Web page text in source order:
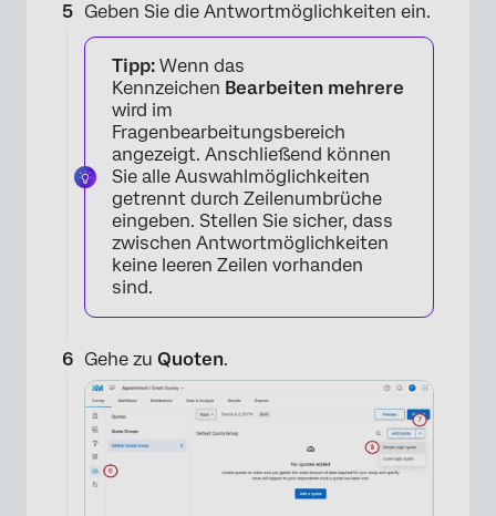
Geben Sie die Antwortmöglichkeiten ein.
Tipp: Wenn das
Kennzeichen Bearbeiten mehrere
wird im
Fragenbearbeitungsbereich
angezeigt. Anschließend können
Sie alle Auswahlmöglichkeiten
getrennt durch Zeilenumbrüche
eingeben. Stellen Sie sicher, dass
zwischen Antwortmöglichkeiten
keine leeren Zeilen vorhanden
sind.
Gehe zu Quoten.